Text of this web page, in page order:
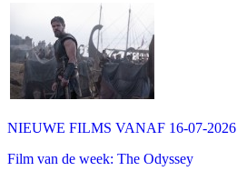
NIEUWE FILMS VANAF 16-07-2026
Film van de week: The Odyssey